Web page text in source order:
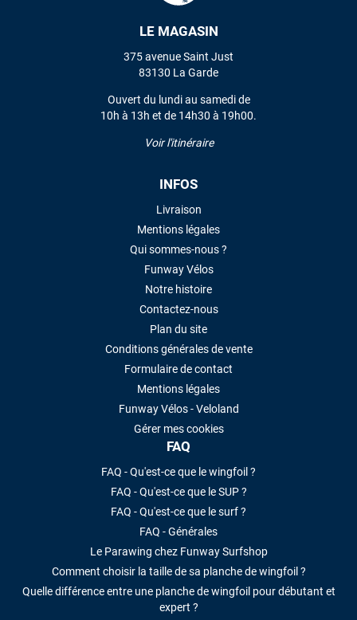
LE MAGASIN
375 avenue Saint Just
83130 La Garde
Ouvert du lundi au samedi de
10h à 13h et de 14h30 à 19h00.
Voir l'itinéraire
INFOS
Livraison
Mentions légales
Qui sommes-nous ?
Funway Vélos
Notre histoire
Contactez-nous
Plan du site
Conditions générales de vente
Formulaire de contact
Mentions légales
Funway Vélos - Veloland
Gérer mes cookies
FAQ
FAQ - Qu'est-ce que le wingfoil ?
FAQ - Qu'est-ce que le SUP ?
FAQ - Qu'est-ce que le surf ?
FAQ - Générales
Le Parawing chez Funway Surfshop
Comment choisir la taille de sa planche de wingfoil ?
Quelle différence entre une planche de wingfoil pour débutant et
expert ?
VOIR TOUS LES AVIS
LAISSER UN AVIS